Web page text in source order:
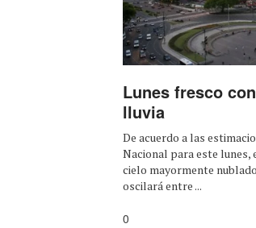
Lunes fresco
lluvia
De acuerdo a las
Nacional para este
cielo mayormente
oscilará entre ...
0